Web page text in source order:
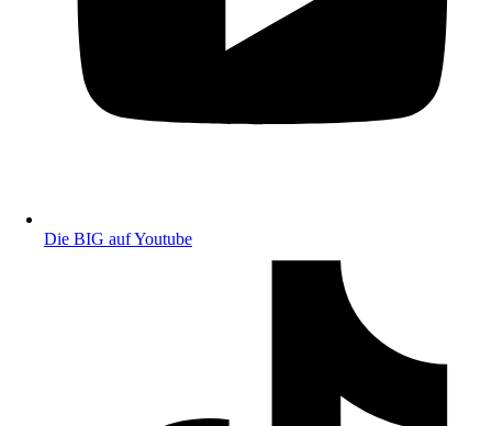
Die BIG auf Youtube